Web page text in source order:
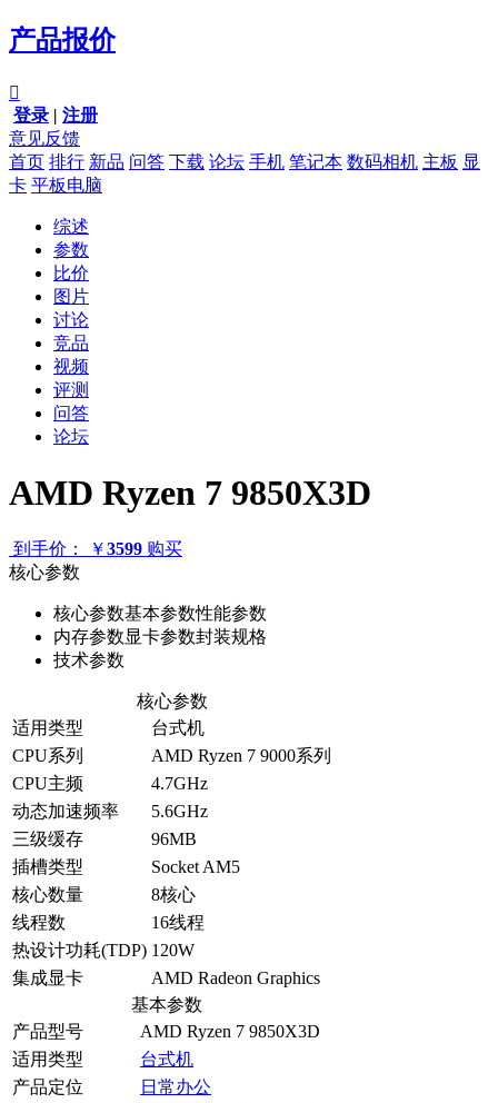
产品报价

登录 | 注册
意见反馈
首页 排行 新品 问答 下载 论坛 手机 笔记本 数码相机 主板 显
卡 平板电脑
综述
参数
比价
图片
讨论
竞品
视频
评测
问答
论坛
AMD Ryzen 7 9850X3D
到手价： ￥3599 购买
核心参数
核心参数基本参数性能参数
内存参数显卡参数封装规格
技术参数
核心参数
适用类型
台式机
CPU系列
AMD Ryzen 7 9000系列
CPU主频
4.7GHz
动态加速频率
5.6GHz
三级缓存
96MB
插槽类型
Socket AM5
核心数量
8核心
线程数
16线程
热设计功耗(TDP) 120W
集成显卡
AMD Radeon Graphics
基本参数
产品型号
AMD Ryzen 7 9850X3D
适用类型
台式机
产品定位
日常办公